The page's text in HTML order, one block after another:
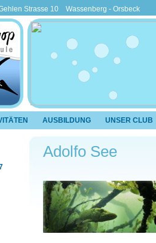
Strasse 10 Wassenberg - Orsbeck
AUSBILDUNG UNSER CLUB
Adolfo See